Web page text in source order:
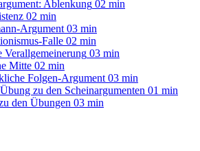
Ablenkung 02 min
02 min
Argument 03 min
Falle 02 min
Verallgemeinerung 03 min
Mitte 02 min
Folgen-Argument 03 min
zu den Scheinargumenten 01 min
den Übungen 03 min